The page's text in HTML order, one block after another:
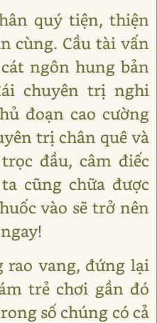
quý tiện, thiện
cùng. Cầu tài vấn
ngôn hung bản
chuyên trị nghi
đoạn cao cường
trị chân quê và
đầu, câm điếc
cũng chữa được
vào sẽ trở nên
rao vang, đứng lại
trẻ chơi gần đó
số chúng có cả